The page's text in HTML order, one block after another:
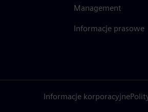
Management
Informacje prasowe
Informacje korporacyjne